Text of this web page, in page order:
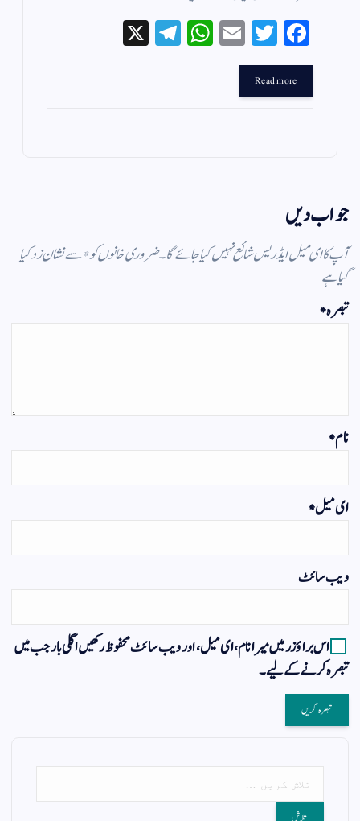
Fa
ce
bo
ok
T
wi
r
E
m
W
ha
Te
le
Read more
جواب دیں
آپ کا ای میل ایڈریس شائع نہیں کیا جائے گا۔ضروری خانوں کو*سے نشان زد کیا
گیا ہے
تبصرہ*
نام*
ای میل*
ویب‌ سائٹ
اس براؤزر میں میرا نام، ای میل، اور ویب سائٹ محفوظ رکھیں اگلی بار جب میں
تبصرہ کرنے کےلیے۔